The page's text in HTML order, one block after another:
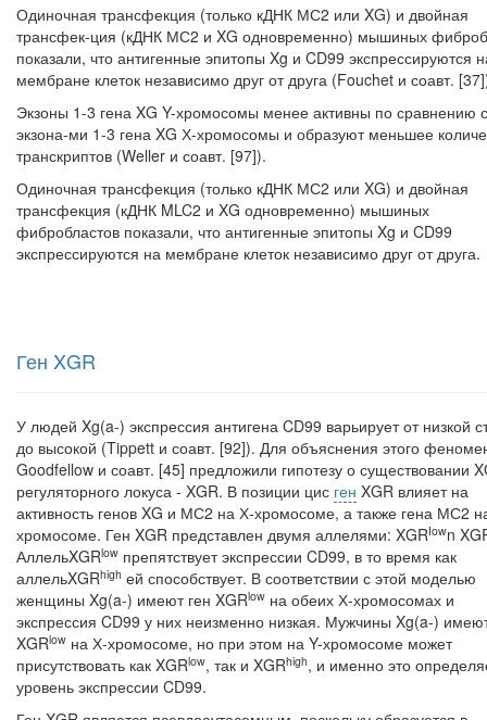
Одиночная трансфекция (только кДНК МС2 или XG) и двойная
трансфек-ция (кДНК МС2 и XG одновременно) мышиных
показали, что антигенные эпитопы Xg и CD99 экспрессируются
мембране клеток незави­симо друг от друга (Fouchet и соавт.
Экзоны 1-3 гена XG Y-хромосомы менее активны по сравнению с
экзона-ми 1-3 гена XG Х-хромосомы и образуют меньшее
транскриптов (Weller и соавт. [97]).
Одиночная трансфекция (только кДНК МС2 или XG) и двойная
трансфек­ция (кДНК MLC2 и XG одновременно) мышиных
фибробластов показали, что антигенные эпитопы Xg и CD99
экспрессируются на мембране клеток незави­симо друг от друга.
Ген XGR
У людей Xg(a-) экспрессия антигена CD99 варьирует от низкой
до вы­сокой (Tippett и соавт. [92]). Для объяснения этого
Goodfellow и соавт. [45] предложили гипотезу о существовании
регуляторного локуса - XGR. В пози­ции цис ген XGR влияет на
активность генов XG и МС2 на Х-хромосоме, а также гена МС2
хромосоме. Ген XGR представлен двумя аллелями: XGRIown
АллельXGRlow препятствует экспрессии CD99, в то время как
аллельXGRhigh ей спо­собствует. В соответствии с этой моделью
женщины Xg(a-) имеют ген XGRlow на обеих Х-хромосомах и
экспрессия CD99 у них неизменно низкая. Мужчины Xg(a-)
XGRlow на Х-хромосоме, но при этом на Y-хромосоме может
присутство­вать как XGRlow, так и XGRhigh, и именно это
уровень экспрессии CD99.